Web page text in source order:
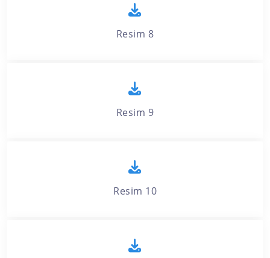
Resim 8
Resim 9
Resim 10